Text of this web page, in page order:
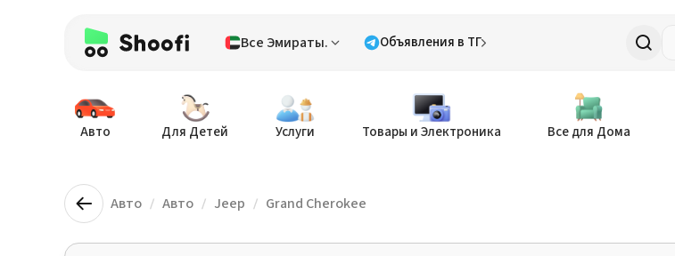
Все Эмираты. Объявления в ТГ
Авто Для Детей Услуги Товары и Электроника Все для Дома
Авто Авто Jeep Grand Cherokee